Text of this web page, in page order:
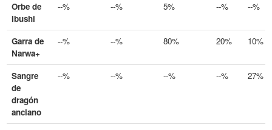
Orbe de
Ibushi
--% --% 5% --% --%
Garra de
Narwa+
--% --% 80% 20% 10%
Sangre
de
dragón
anciano
--% --% --% --% 27%